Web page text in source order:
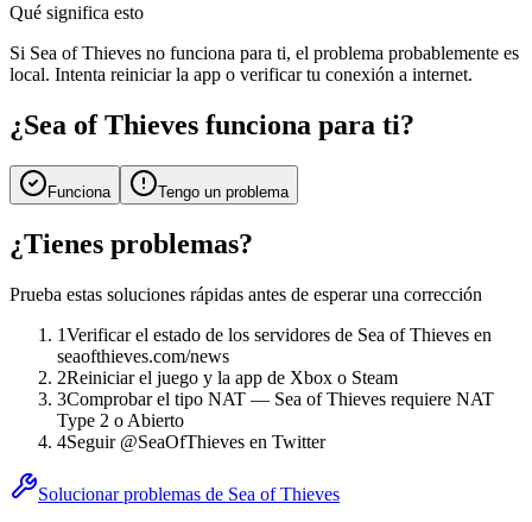
Qué significa esto
Si Sea of Thieves no funciona para ti, el problema probablemente es
local. Intenta reiniciar la app o verificar tu conexión a internet.
¿Sea of Thieves funciona para ti?
Funciona Tengo un problema
¿Tienes problemas?
Prueba estas soluciones rápidas antes de esperar una corrección
1Verificar el estado de los servidores de Sea of Thieves en
seaofthieves.com/news
2Reiniciar el juego y la app de Xbox o Steam
3Comprobar el tipo NAT — Sea of Thieves requiere NAT
Type 2 o Abierto
4Seguir @SeaOfThieves en Twitter
Solucionar problemas de Sea of Thieves